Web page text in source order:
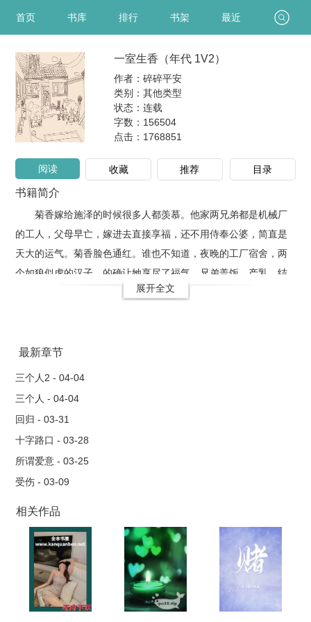
首页 书库 排行 书架 最近
一室生香（年代 1V2）
作者：碎碎平安
类别：其他类型
状态：连载
字数：156504
点击： 1768851
阅读 收藏 推荐 目录
书籍简介
菊香嫁给施泽的时候很多人都羡慕。他家两兄弟都是机械厂
的工人，父母早亡，嫁进去直接享福，还不用侍奉公婆，简直是
天大的运气。菊香脸色通红。谁也不知道，夜晚的工厂宿舍，两
个如狼似虎的汉子，的确让她享尽了福气。兄弟盖饭、产乳，结
局1V2，HE私设很多，一切为肉服务，和现实有出入！默认男主
展开全文
最新章节
三个人2 - 04-04
三个人 - 04-04
回归 - 03-31
十字路口 - 03-28
所谓爱意 - 03-25
受伤 - 03-09
相关作品